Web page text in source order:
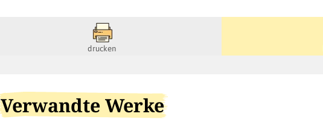
drucken
Verwandte Werke